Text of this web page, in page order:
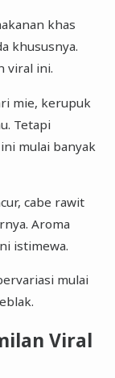
khas
khususnya.
viral ini.
mie, kerupuk
Tetapi
mulai banyak
cabe rawit
Aroma
istimewa.
mulai
Viral